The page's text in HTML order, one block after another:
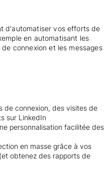
d'automatiser vos efforts de
en automatisant les
connexion et les messages
de connexion, des visites de
sur LinkedIn
personnalisation facilitée des
en masse grâce à vos
obtenez des rapports de